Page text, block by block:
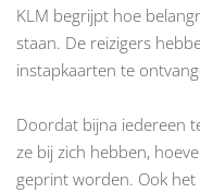
KLM begrijpt hoe
staan. De reizigers
instapkaarten te
Doordat bijna iedereen
ze bij zich hebben,
geprint worden. Ook